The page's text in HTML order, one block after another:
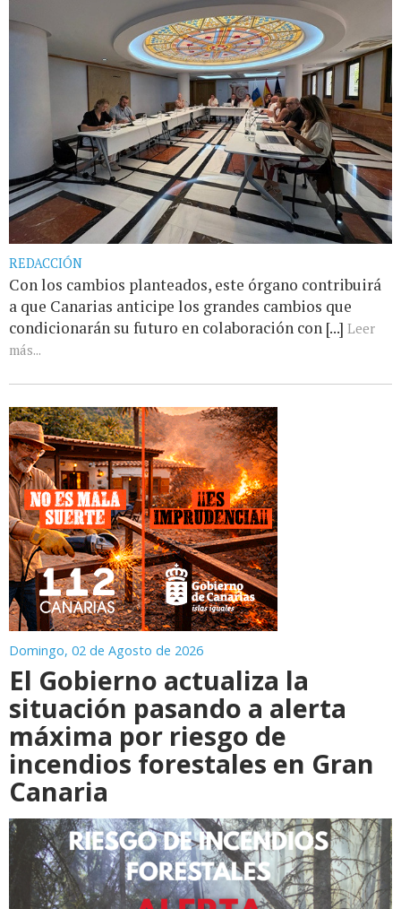
REDACCIÓN
Con los cambios planteados, este órgano contribuirá
a que Canarias anticipe los grandes cambios que
condicionarán su futuro en colaboración con [...] Leer
más...
Domingo, 02 de Agosto de 2026
El Gobierno actualiza la
situación pasando a alerta
máxima por riesgo de
incendios forestales en Gran
Canaria